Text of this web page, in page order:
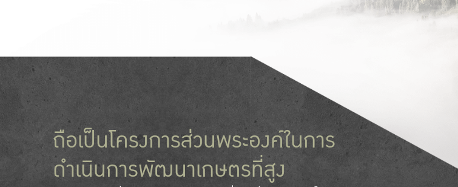
ถือเป็นโครงการส่วนพระองค์ในการ
ดำเนินการพัฒนาเกษตรที่สูง